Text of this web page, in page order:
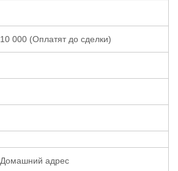
10 000 (Оплатят до сделки)
Домашний адрес